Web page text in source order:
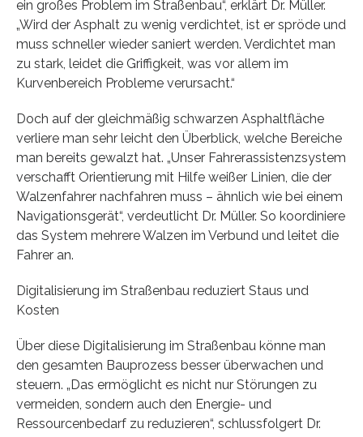
ein großes Problem im Straßenbau“, erklärt Dr. Müller.
„Wird der Asphalt zu wenig verdichtet, ist er spröde und
muss schneller wieder saniert werden. Verdichtet man
zu stark, leidet die Griffigkeit, was vor allem im
Kurvenbereich Probleme verursacht.“
Doch auf der gleichmäßig schwarzen Asphaltfläche
verliere man sehr leicht den Überblick, welche Bereiche
man bereits gewalzt hat. „Unser Fahrerassistenzsystem
verschafft Orientierung mit Hilfe weißer Linien, die der
Walzenfahrer nachfahren muss – ähnlich wie bei einem
Navigationsgerät“, verdeutlicht Dr. Müller. So koordiniere
das System mehrere Walzen im Verbund und leitet die
Fahrer an.
Digitalisierung im Straßenbau reduziert Staus und
Kosten
Über diese Digitalisierung im Straßenbau könne man
den gesamten Bauprozess besser überwachen und
steuern. „Das ermöglicht es nicht nur Störungen zu
vermeiden, sondern auch den Energie- und
Ressourcenbedarf zu reduzieren“, schlussfolgert Dr.